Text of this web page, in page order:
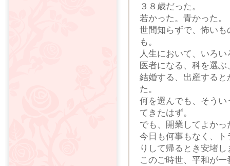
３８歳だった。
若かった。青かった。
世間知らずで、怖い
も。
人生において、いろ
医者になる、科を選
結婚する、出産する
た。
何を選んでも、そう
てきたはず。
でも、開業してよか
今日も何事もなく、
りして帰るとき安堵し
このご時世、平和が一